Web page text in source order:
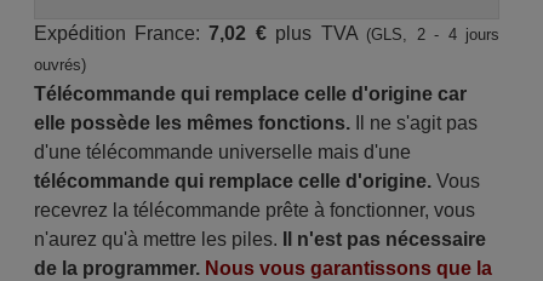
Expédition France:7,02 €plus TVA (GLS, 2 - 4 jours
ouvrés)
Télécommande qui remplace celle d'origine car
elle possède les mêmes fonctions.Il ne s'agit pas
d'une télécommande universelle mais d'une
télécommande qui remplace celle d'origine.Vous
recevrez la télécommande prête à fonctionner, vous
n'aurez qu'à mettre les piles.
Il n'est pas nécessaire
de la programmer. Nous vous garantissons que la